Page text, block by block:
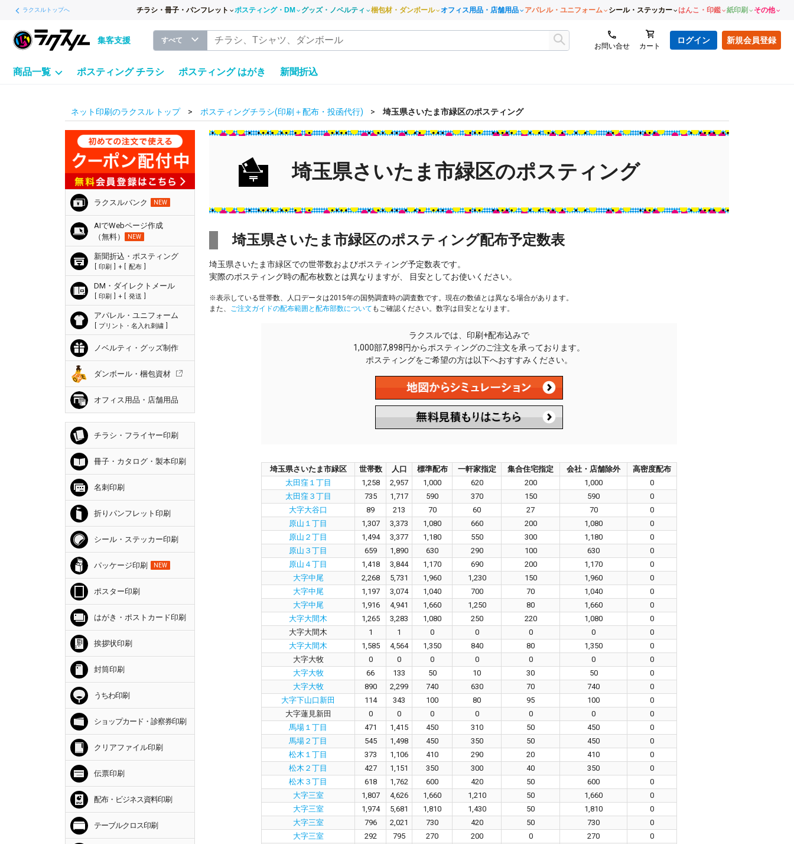
ラクスルトップへ チラシ・冊子・パンフレット ポスティング・DM グッズ・ノベルティ 梱包材・ダンボール オフィス用品・店舗用品 アパレル・ユニフォーム シール・ステッカー はんこ・印鑑 紙印刷 その他
集客支援 すべて
お問い合せ カート
ログイン 新規会員登録
商品一覧 ポスティング チラシ ポスティング はがき 新聞折込
ネット印刷のラクスル トップ ポスティングチラシ(印刷＋配布・投函代行) 埼玉県さいたま市緑区のポスティング
ラクスルバンク NEW
AIでWebページ作成
（無料）
NEW
新聞折込・ポスティング
印刷 + 配布
DM・ダイレクトメール
印刷 + 発送
アパレル・ユニフォーム
プリント・名入れ刺繍
ノベルティ・グッズ制作
ダンボール・梱包資材
オフィス用品・店舗用品
チラシ・フライヤー印刷
冊子・カタログ・製本印刷
名刺印刷
折りパンフレット印刷
シール・ステッカー印刷
パッケージ印刷 NEW
ポスター印刷
はがき・ポストカード印刷
挨拶状印刷
封筒印刷
うちわ印刷
ショップカード・診察券印刷
クリアファイル印刷
伝票印刷
配布・ビジネス資料印刷
テーブルクロス印刷
埼玉県さいたま市緑区のポスティング
埼玉県さいたま市緑区のポスティング配布予定数表
埼玉県さいたま市緑区での世帯数およびポスティング予定数表です。
実際のポスティング時の配布枚数とは異なりますが、 目安としてお使いください。
※表示している世帯数、人口データは2015年の国勢調査時の調査数です。現在の数値とは異なる場合があります。
また、 ご注文ガイドの配布範囲と配布部数について もご確認ください。数字は目安となります。
ラクスルでは、印刷+配布込みで
1,000部7,898円からポスティングのご注文を承っております。
ポスティングをご希望の方は以下へおすすみください。
埼玉県さいたま市緑区 世帯数 人口 標準配布 一軒家指定 集合住宅指定 会社・店舗除外
高密度配布
太田窪１丁目
1,258 2,957 1,000 620 200 1,000
0
太田窪３丁目
735 1,717 590 370 150 590
0
大字大谷口
89 213 70 60 27 70
0
原山１丁目
1,307 3,373 1,080 660 200 1,080
0
原山２丁目
1,494 3,377 1,180 550 300 1,180
0
原山３丁目
659 1,890 630 290 100 630
0
原山４丁目
1,418 3,844 1,170 690 200 1,170
0
大字中尾
2,268 5,731 1,960 1,230 150 1,960
0
大字中尾
1,197 3,074 1,040 700 70 1,040
0
大字中尾
1,916 4,941 1,660 1,250 80 1,660
0
大字大間木
1,265 3,283 1,080 250 220 1,080
0
大字大間木
1 1 0 0 0 0
0
大字大間木
1,585 4,564 1,350 840 80 1,350
0
大字大牧
0 0 0 0 0 0
0
大字大牧
66 133 50 10 30 50
0
大字大牧
890 2,299 740 630 70 740
0
大字下山口新田
114 343 100 80 95 100
0
大字蓮見新田
0 0 0 0 0 0
0
馬場１丁目
471 1,415 450 310 50 450
0
馬場２丁目
545 1,498 450 350 50 450
0
松木１丁目
373 1,106 410 290 20 410
0
松木２丁目
427 1,151 350 300 40 350
0
松木３丁目
618 1,762 600 420 50 600
0
大字三室
1,807 4,626 1,660 1,210 50 1,660
0
大字三室
1,974 5,681 1,810 1,430 50 1,810
0
大字三室
796 2,021 730 420 50 730
0
大字三室
292 795 270 200 0 270
0